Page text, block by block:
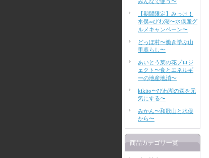
みんなで使う〜
【期間限定】みっけ！
水俣∞びわ湖〜水俣産グ
ルメキャンペーン〜
どっぽ村〜働き学ぶ山
里暮らし〜
あいとう菜の花プロジ
ェクト〜食とエネルギ
ーの地産地消〜
kikito〜びわ湖の森を元
気にする〜
みかん〜和歌山と水俣
から〜
商品カテゴリ一覧